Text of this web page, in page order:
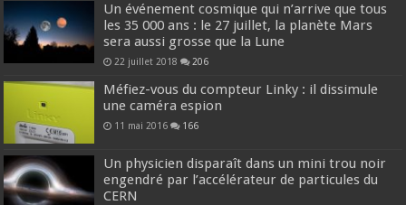
Un événement cosmique qui n’arrive que tous
les 35 000 ans : le 27 juillet, la planète Mars
sera aussi grosse que la Lune
22 juillet 2018 206
Méfiez-vous du compteur Linky : il dissimule
une caméra espion
11 mai 2016 166
Un physicien disparaît dans un mini trou noir
engendré par l’accélérateur de particules du
CERN